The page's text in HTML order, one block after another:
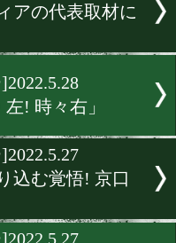
タビュー
ディアの代表取
ー]2022.5.28
左! 左! 時々右」